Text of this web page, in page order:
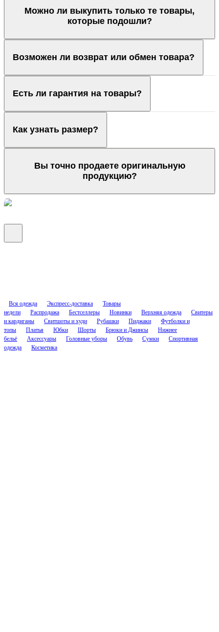
Можно ли выкупить только те товары,
которые подошли?
Возможен ли возврат или обмен товара?
Есть ли гарантия на товары?
Как узнать размер?
Вы точно продаете оригинальную
продукцию?
Вся одежда Экспресс-доставка
Товары
недели
Распродажа Бестселлеры Новинки Верхняя одежда
Свитеры
и кардиганы
Свитшоты и худи Рубашки Пиджаки
Футболки и
топы
Платья Юбки Шорты Брюки и Джинсы
Нижнее
бельё
Аксессуары Головные уборы Обувь Сумки
Спортивная
одежда
Косметика